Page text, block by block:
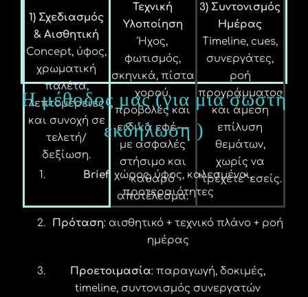
1) Σχεδιασμός
& Αισθητική
Concept, ύφος,
χρωματική
παλέτα,
λεπτομέρειες
και συνοχή σε
τελετή/
δεξίωση.
Τεχνική
Υλοποίηση
Ήχος,
φωτισμός,
σκηνικά, πίστα
χορού,
προβολές και
ειδικά εφέ —
με ασφαλές
στήσιμο και
καθαρό
αποτέλεσμα.
3) Συντονισμός
Ημέρας
Timeline, cues,
συνεργάτες,
ροή
προγράμματος
και άμεση
επίλυση
θεμάτων,
χωρίς να
“τρέχετε” εσείς.
Η μέθοδος μας (για μια σωστή
εκδήλωση )
Brief: χώρος, ύφος, καλεσμένοι,
προτεραιότητες
Πρόταση: αισθητικό + τεχνικό πλάνο + ροή
ημέρας
Προετοιμασία: παραγωγή, δοκιμές,
timeline, συντονισμός συνεργατών